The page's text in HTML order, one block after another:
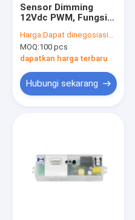
Sensor Dimming
12Vdc PWM, Fungsi
siang, Dengan
Pengaturan Saklar
DIP
Harga:Dapat dinegosiasikan
MOQ:100 pcs
dapatkan harga terbaru
Hubungi sekarang